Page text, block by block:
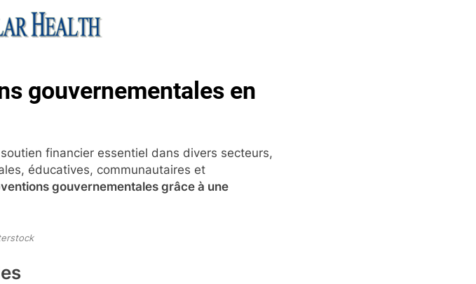
gouvernementales en
financier essentiel dans divers secteurs,
éducatives, communautaires et
gouvernementales grâce à une